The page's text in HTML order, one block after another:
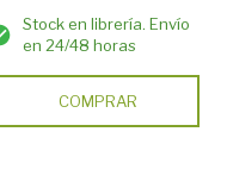
Stock en librería. Envío
en 24/48 horas
COMPRAR